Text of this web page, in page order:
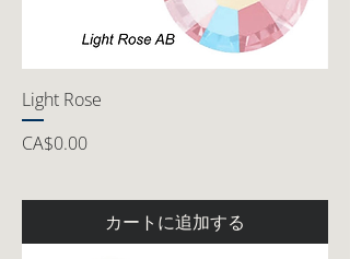
Light Rose
価格
CA$0.00
カートに追加する